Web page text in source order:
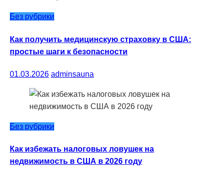
Без рубрики
Как получить медицинскую страховку в США:
простые шаги к безопасности
01.03.2026 adminsauna
Без рубрики
Как избежать налоговых ловушек на
недвижимость в США в 2026 году